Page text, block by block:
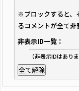
※ブロックすると、
るコメントが全て非
非表示ID一覧：
（非表示IDはありま
全て解除